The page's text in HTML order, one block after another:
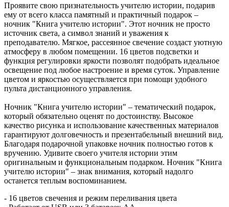
Проявите свою признательность учителю истории, подарив
ему от всего класса памятный и практичный подарок –
ночник "Книга учителю истории". Этот ночник не просто
источник света, а символ знаний и уважения к
преподавателю. Мягкое, рассеянное свечение создаст уютную
атмосферу в любом помещении. 16 цветов подсветки и
функция регулировки яркости позволят подобрать идеальное
освещение под любое настроение и время суток. Управление
цветом и яркостью осуществляется при помощи удобного
пульта дистанционного управления.
Ночник "Книга учителю истории" – тематический подарок,
который обязательно оценят по достоинству. Высокое
качество рисунка и использование качественных материалов
гарантируют долговечность и презентабельный внешний вид.
Благодаря подарочной упаковке ночник полностью готов к
вручению. Удивите своего учителя истории этим
оригинальным и функциональным подарком. Ночник "Книга
учителю истории" – знак внимания, который надолго
останется теплым воспоминанием.
- 16 цветов свечения и режим переливания цвета